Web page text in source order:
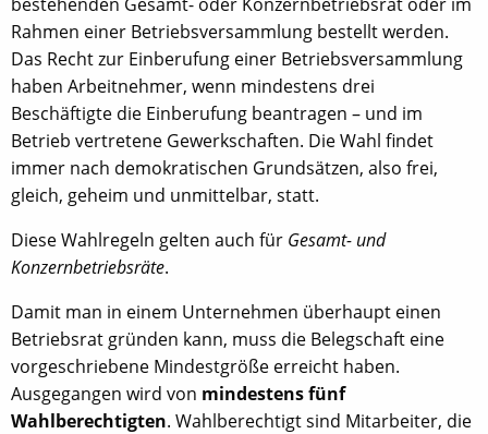
Rahmen einer Betriebsversammlung bestellt werden.
Das Recht zur Einberufung einer Betriebsversammlung
haben Arbeitnehmer, wenn mindestens drei
Beschäftigte die Einberufung beantragen – und im
Betrieb vertretene Gewerkschaften. Die Wahl findet
immer nach demokratischen Grundsätzen, also frei,
gleich, geheim und unmittelbar, statt.
Diese Wahlregeln gelten auch für Gesamt- und
Konzernbetriebsräte.
Damit man in einem Unternehmen überhaupt einen
Betriebsrat gründen kann, muss die Belegschaft eine
vorgeschriebene Mindestgröße erreicht haben.
Ausgegangen wird von mindestens fünf
Wahlberechtigten. Wahlberechtigt sind Mitarbeiter, die